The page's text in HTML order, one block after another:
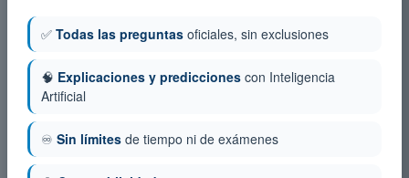
✅ Todas las preguntas oficiales, sin exclusiones
🧠 Explicaciones y predicciones con Inteligencia
Artificial
♾️ Sin límites de tiempo ni de exámenes